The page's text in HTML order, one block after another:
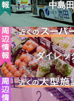
中島田
ダイレッ